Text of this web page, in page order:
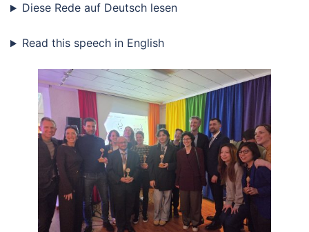
Diese Rede auf Deutsch lesen
Read this speech in English